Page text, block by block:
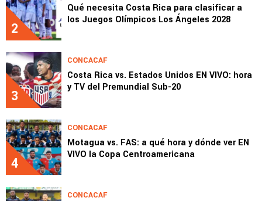
2
Qué necesita Costa Rica para clasificar a
los Juegos Olímpicos Los Ángeles 2028
3
CONCACAF
Costa Rica vs. Estados Unidos EN VIVO: hora
y TV del Premundial Sub-20
4
CONCACAF
Motagua vs. FAS: a qué hora y dónde ver EN
VIVO la Copa Centroamericana
CONCACAF